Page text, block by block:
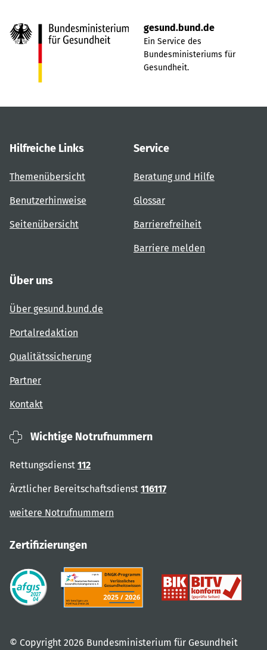
gesund.bund.de
Ein Service des
Bundesministeriums für
Gesundheit.
Hilfreiche Links
Themenübersicht
Benutzerhinweise
Seitenübersicht
Service
Beratung und Hilfe
Glossar
Barrierefreiheit
Barriere melden
Über uns
Über gesund.bund.de
Portalredaktion
Qualitätssicherung
Partner
Kontakt
Wichtige Notrufnummern
Rettungsdienst 112
Ärztlicher Bereitschaftsdienst 116117
weitere Notrufnummern
Zertifizierungen
© Copyright 2026 Bundesministerium für Gesundheit